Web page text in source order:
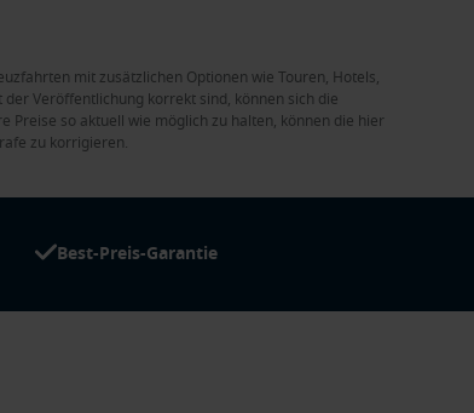
mit zusätzlichen Optionen wie Touren, Hotels,
Veröffentlichung korrekt sind, können sich die
Preise so aktuell wie möglich zu halten, können die hier
zu korrigieren.
Best-Preis-Garantie